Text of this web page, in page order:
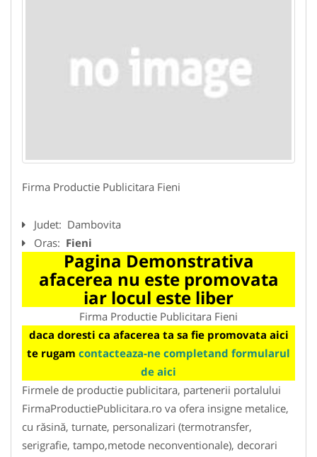
Firma Productie Publicitara Fieni
Judet: Dambovita
Oras: Fieni
Pagina Demonstrativa
afacerea nu este promovata
iar locul este liber
Firma Productie Publicitara Fieni
daca doresti ca afacerea ta sa fie promovata aici
te rugam contacteaza-ne completand formularul
de aici
Firmele de productie publicitara, partenerii portalului
FirmaProductiePublicitara.ro va ofera insigne metalice,
cu răsină, turnate, personalizari (termotransfer,
serigrafie, tampo,metode neconventionale), decorari